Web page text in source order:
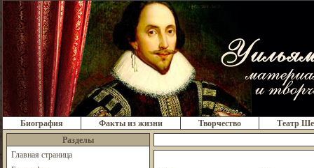
Биография Факты из жизни Творчество
Театр
Разделы
Главная страница